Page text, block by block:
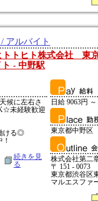
アルバイト
トトヒト株式会社 東
- 中野駅
候に左右さ
未経験歓迎
ける◎
続きを見
る
日給 9063円 ～
東京都中野区
株式会社第二
〒 151 - 0073
東京都渋谷区
マルエスファ